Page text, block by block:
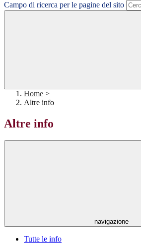
Campo di ricerca per le pagine del sito
Home >
Altre info
Altre info
navigazione
Tutte le info